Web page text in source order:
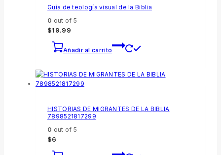
Guía de teología visual de la Biblia
0 out of 5
$19.99
Añadir al carrito
HISTORIAS DE MIGRANTES DE LA BIBLIA
7898521817299
0 out of 5
$6